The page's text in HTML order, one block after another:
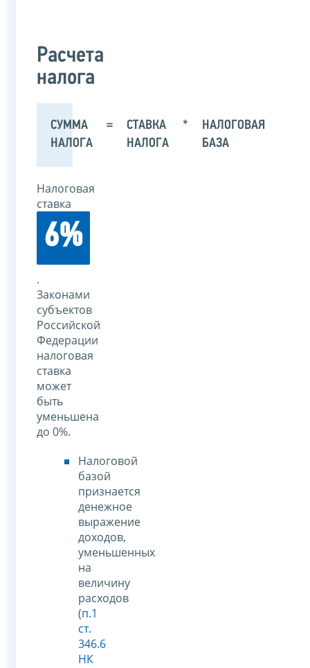
Расчета
налога
СУММА
НАЛОГА
=
СТАВКА
НАЛОГА
*
НАЛОГОВАЯ
БАЗА
Налоговая
ставка
6%
.
Законами
субъектов
Российской
Федерации
налоговая
ставка
может
быть
уменьшена
до 0%.
Налоговой
базой
признается
денежное
выражение
доходов,
уменьшенных
на
величину
расходов
(п.1
ст.
346.6
НК